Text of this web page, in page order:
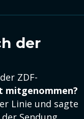
der
ZDF-
mitgenommen?
Linie und sagte